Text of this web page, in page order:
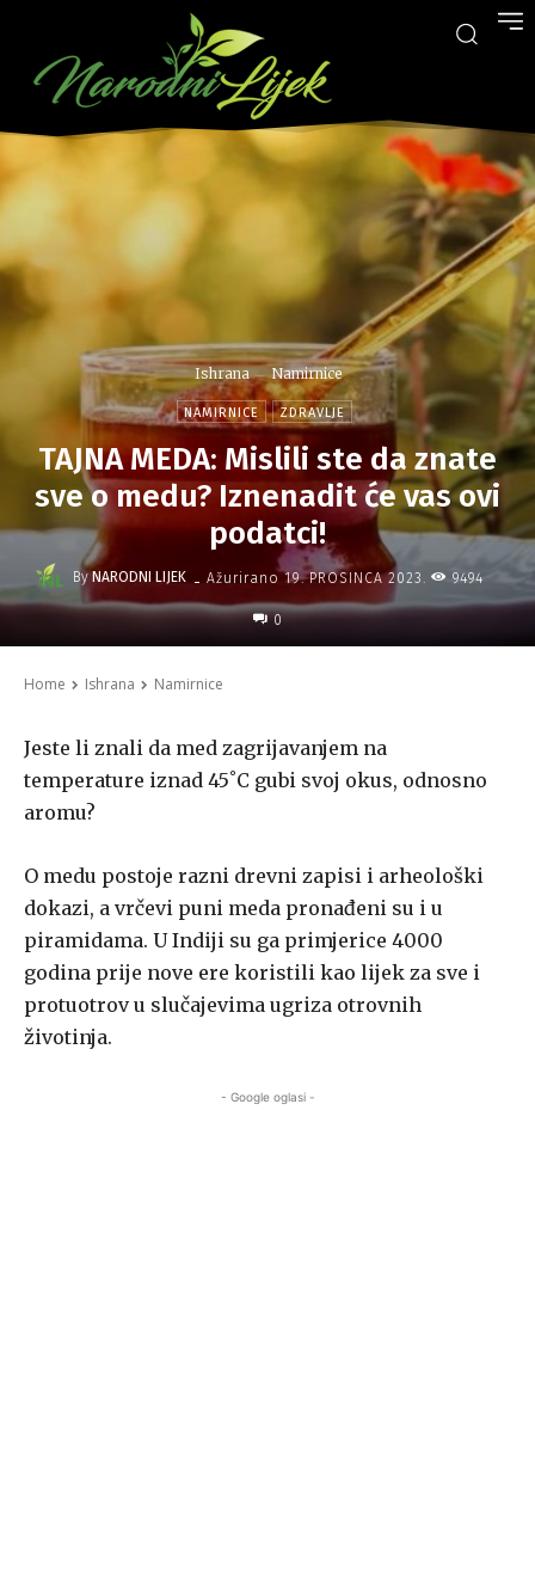
Ishrana Namirnice
NAMIRNICE ZDRAVLJE
TAJNA MEDA: Mislili ste da znate
sve o medu? Iznenadit će vas ovi
podatci!
By NARODNI LIJEK - Ažurirano 19. PROSINCA 2023. 9494
0
Home Ishrana Namirnice
Jeste li znali da med zagrijavanjem na
temperature iznad 45˚C gubi svoj okus, odnosno
aromu?
O medu postoje razni drevni zapisi i arheološki
dokazi, a vrčevi puni meda pronađeni su i u
piramidama. U Indiji su ga primjerice 4000
godina prije nove ere koristili kao lijek za sve i
protuotrov u slučajevima ugriza otrovnih
životinja.
- Google oglasi -